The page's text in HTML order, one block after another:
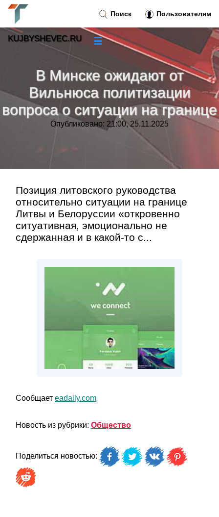
В Минске ожидают от
Вильнюса политизации
вопроса о ситуации на границе
Опубликовано: 21:00, 25.11.2025
Позиция литовского руководства
относительно ситуации на границе
Литвы и Белоруссии «откровенно
ситуативная, эмоционально не
сдержанная и в какой-то с...
Сообщает eadaily.com
Новость из рубрики: Общество
Поделиться новостью:
Поиск Пользователям
KUJBYSHEVEC.RU ☰
Новости»
Тренды новостей»
Рубрики»
Контакт»